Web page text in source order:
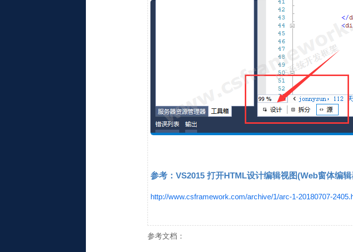
参考：VS2015 打开HTML设计编辑视图(Web窗体编辑
http://www.csframework.com/archive/1/arc-1-20180707-
参考文档：